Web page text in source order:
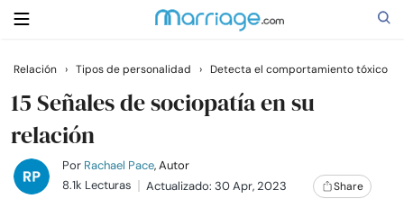
Buscar
Casarse
Relación › Tipos de personalidad › Detecta el comportamiento tóxico
15 Señales de sociopatía en su
relación
Por Rachael Pace, Autor
8.1k Lecturas
Actualizado: 30 Apr, 2023 Share